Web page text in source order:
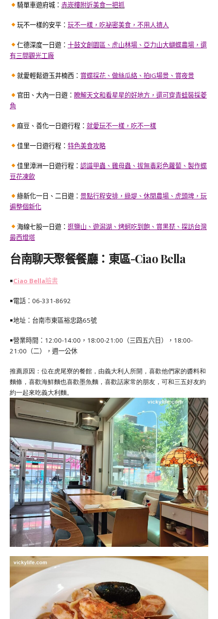
騎單車遊府城： 赤崁樓附近美食一把抓
玩不一樣的安平： 玩不一樣，吃祕密美食，不用人擠人
仁德深度一日遊： 十鼓文創園區、虎山林場、亞力山大蝴蝶農場，還
有三間觀光工廠
就愛輕鬆遊玉井楠西： 賞蝶採花、做絲瓜絡、拍IG場景、賞夜景
官田、大內一日遊： 瞭解天文和看星星的好地方，還可穿青蛙裝採菱
角
麻豆、善化一日遊行程： 就愛玩不一樣，吃不一樣
佳里一日遊行程： 特色美食攻略
佳里漳洲一日遊行程： 認識甲蟲、雞母蟲、拔無毒彩色蘿蔔、製作蝶
豆花凍飲
綠新化一日、二日遊： 景點行程安排，綠堤、休閒農場、虎頭埤，玩
遍整個新化
海線七股一日遊： 逛鹽山、遊潟湖、烤蚵吃到飽、賞黑琵、探訪台灣
最西燈塔
台南聊天聚餐餐廳：東區-Ciao Bella
￭Ciao Bella臉書
￭電話： 06-331-8692
￭地址： 台南市東區裕忠路65號
￭營業時間：12:00-14:00，18:00-21:00（三四五六日），18:00-
21:00（二），週一公休
推薦原因：位在虎尾寮的餐館，由義大利人所開，喜歡他們家的醬料和
麵條，喜歡海鮮麵也喜歡墨魚麵，喜歡話家常的朋友，可和三五好友約
約一起來吃義大利麵。